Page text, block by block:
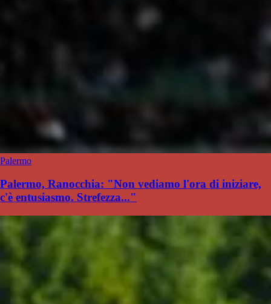
Palermo
Palermo, Ranocchia: "Non vediamo l'ora di iniziare,
c'è entusiasmo. Strefezza..."